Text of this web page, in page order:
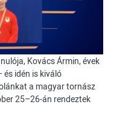
Kovács Ármin, évek
idén is kiváló
a magyar tornász
25–26-án rendeztek